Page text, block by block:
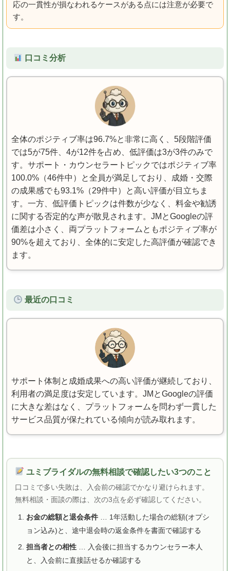
応の一貫性が損なわれるケースがある点には注意が必要で
す。
口コミ分析
全体のポジティブ率は96.7%と非常に高く、5段階評価
では5が75件、4が12件を占め、低評価は3が3件のみで
す。サポート・カウンセラートピックではポジティブ率
100.0%（46件中）と全員が満足しており、成婚・交際
の成果感でも93.1%（29件中）と高い評価が目立ちま
す。一方、低評価トピックは件数が少なく、料金や勧誘
に関する否定的な声が散見されます。JMとGoogleの評
価差は小さく、両プラットフォームともポジティブ率が
90%を超えており、全体的に安定した高評価が確認でき
ます。
最近の口コミ
サポート体制と成婚成果への高い評価が継続しており、
利用者の満足度は安定しています。JMとGoogleの評価
に大きな差はなく、プラットフォームを問わず一貫した
サービス品質が保たれている傾向が読み取れます。
ユミブライダルの無料相談で確認したい3つのこと
口コミで多い失敗は、入会前の確認でかなり避けられます。
無料相談・面談の際は、次の3点を必ず確認してください。
お金の総額と退会条件… 1年活動した場合の総額(オプシ
ョン込み)と、途中退会時の返金条件を書面で確認する
担当者との相性… 入会後に担当するカウンセラー本人
と、入会前に直接話せるか確認する